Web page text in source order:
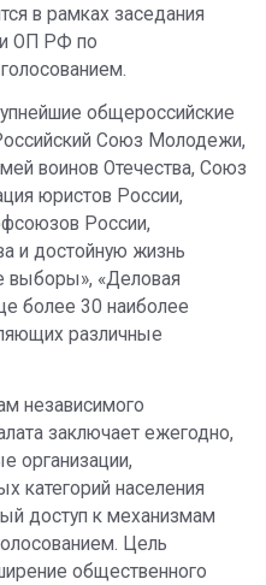
в рамках заседания
ОП РФ по
общероссийские
Союз Молодежи,
воинов Отечества, Союз
юристов России,
России,
и достойную жизнь
выборы», «Деловая
более 30 наиболее
различные
независимого
заключает ежегодно,
организации,
категорий населения
доступ к механизмам
Цель
общественного